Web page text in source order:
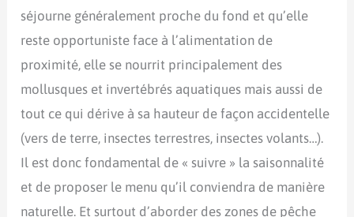
séjourne généralement proche du fond et qu’elle
reste opportuniste face à l’alimentation de
proximité, elle se nourrit principalement des
mollusques et invertébrés aquatiques mais aussi de
tout ce qui dérive à sa hauteur de façon accidentelle
(vers de terre, insectes terrestres, insectes volants…).
Il est donc fondamental de « suivre » la saisonnalité
et de proposer le menu qu’il conviendra de manière
naturelle. Et surtout d’aborder des zones de pêche